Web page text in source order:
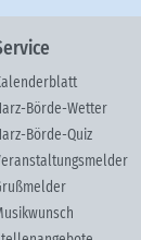
Börde-Wetter
Börde-Quiz